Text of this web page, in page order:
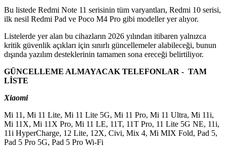
Bu listede Redmi Note 11 serisinin tüm varyantları, Redmi 10 serisi,
ilk nesil Redmi Pad ve Poco M4 Pro gibi modeller yer alıyor.
Listelerde yer alan bu cihazların 2026 yılından itibaren yalnızca
kritik güvenlik açıkları için sınırlı güncellemeler alabileceği, bunun
dışında yazılım desteklerinin tamamen sona ereceği belirtiliyor.
GÜNCELLEME ALMAYACAK TELEFONLAR - TAM
LİSTE
Xiaomi
Mi 11, Mi 11 Lite, Mi 11 Lite 5G, Mi 11 Pro, Mi 11 Ultra, Mi 11i,
Mi 11X, Mi 11X Pro, Mi 11 LE, 11T, 11T Pro, 11 Lite 5G NE, 11i,
11i HyperCharge, 12 Lite, 12X, Civi, Mix 4, Mi MIX Fold, Pad 5,
Pad 5 Pro 5G, Pad 5 Pro Wi-Fi